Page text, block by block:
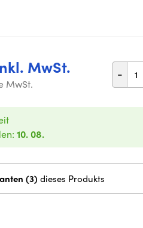
MwSt.
MwSt.
-
10. 08.
Andere Varianten (3) dieses Produkts